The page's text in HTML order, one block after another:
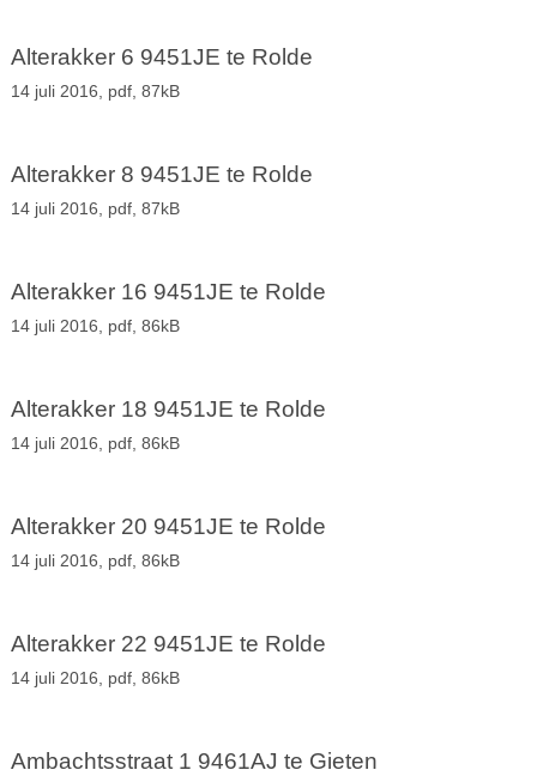
Alterakker 6 9451JE te Rolde
14 juli 2016, pdf, 87kB
Alterakker 8 9451JE te Rolde
14 juli 2016, pdf, 87kB
Alterakker 16 9451JE te Rolde
14 juli 2016, pdf, 86kB
Alterakker 18 9451JE te Rolde
14 juli 2016, pdf, 86kB
Alterakker 20 9451JE te Rolde
14 juli 2016, pdf, 86kB
Alterakker 22 9451JE te Rolde
14 juli 2016, pdf, 86kB
Ambachtsstraat 1 9461AJ te Gieten